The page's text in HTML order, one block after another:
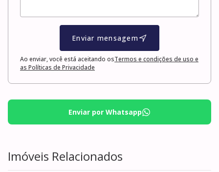
Enviar mensagem
Ao enviar, você está aceitando osTermos e condições de uso e
as Políticas de Privacidade
Enviar por Whatsapp
Imóveis Relacionados